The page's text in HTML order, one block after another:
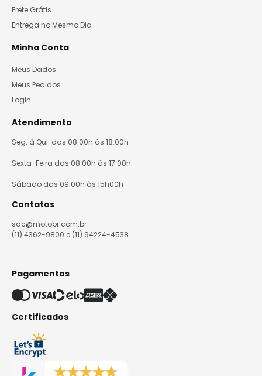
Frete Grátis
Entrega no Mesmo Dia
Minha Conta
Meus Dados
Meus Pedidos
Login
Atendimento
Seg. à Qui. das 08:00h às 18:00h
Sexta-Feira das 08:00h às 17:00h
Sábado das 09:00h às 15h00h
Contatos
sac@motobr.com.br
(11) 4362-9800 e (11) 94224-4538
Pagamentos
Certificados